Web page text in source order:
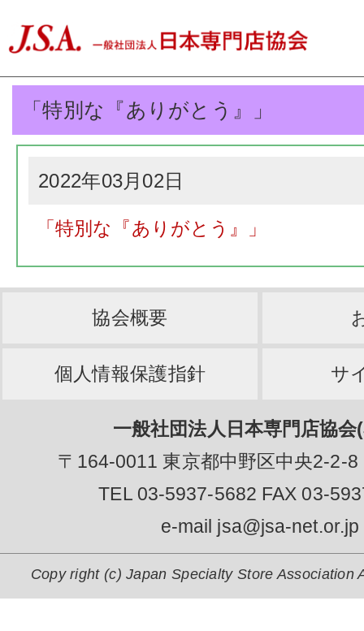
「特別な『ありがとう』」
2022年03月02日
「特別な『ありがとう』」
協会概要
個人情報保護指針 サ
一般社団法人日本専門店協
〒164-0011 東京都中野区中央2-2-
TEL 03-5937-5682 FAX 03-
e-mail jsa@jsa-net.or.jp
Copy right (c) Japan Specialty Store Association